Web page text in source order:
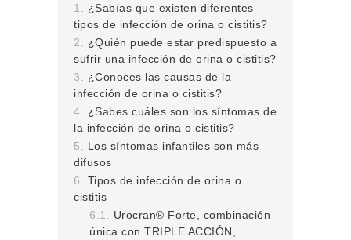
¿Sabías que existen diferentes
tipos de infección de orina o cistitis?
¿Quién puede estar predispuesto a
sufrir una infección de orina o cistitis?
¿Conoces las causas de la
infección de orina o cistitis?
¿Sabes cuáles son los síntomas de
la infección de orina o cistitis?
Los síntomas infantiles son más
difusos
Tipos de infección de orina o
cistitis
Urocran® Forte, combinación
única con TRIPLE ACCIÓN,